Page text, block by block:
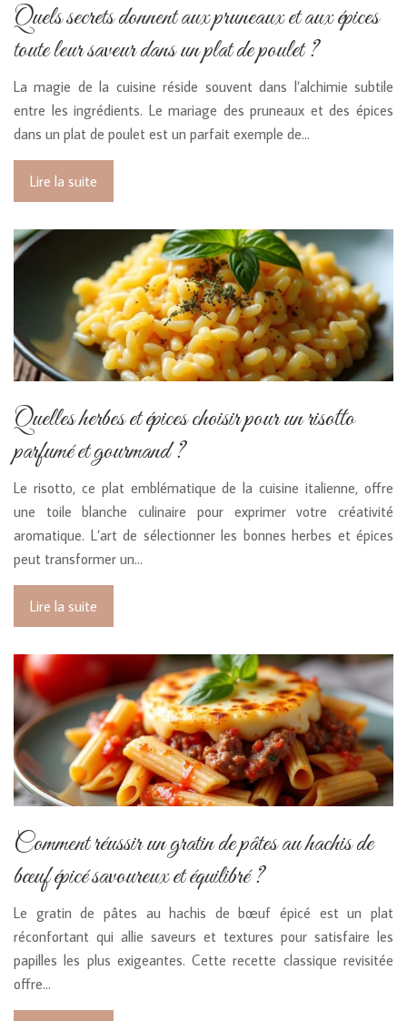
Quels secrets donnent aux pruneaux et aux épices
toute leur saveur dans un plat de poulet ?
La magie de la cuisine réside souvent dans l’alchimie subtile
entre les ingrédients. Le mariage des pruneaux et des épices
dans un plat de poulet est un parfait exemple de…
Lire la suite
Quelles herbes et épices choisir pour un risotto
parfumé et gourmand ?
Le risotto, ce plat emblématique de la cuisine italienne, offre
une toile blanche culinaire pour exprimer votre créativité
aromatique. L’art de sélectionner les bonnes herbes et épices
peut transformer un…
Lire la suite
Comment réussir un gratin de pâtes au hachis de
bœuf épicé savoureux et équilibré ?
Le gratin de pâtes au hachis de bœuf épicé est un plat
réconfortant qui allie saveurs et textures pour satisfaire les
papilles les plus exigeantes. Cette recette classique revisitée
offre…